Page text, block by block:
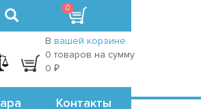
регистрация
В вашей корзине
0 товаров на сумму
0 ₽
Контакты
0